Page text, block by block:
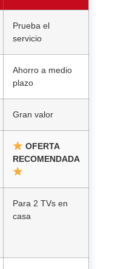
Prueba el
servicio
Ahorro a medio
plazo
Gran valor
OFERTA
RECOMENDADA
Para 2 TVs en
casa